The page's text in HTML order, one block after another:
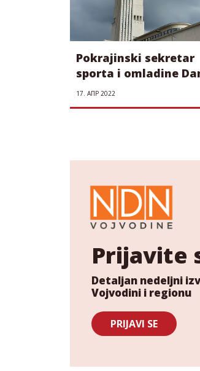
Pokrajinski sekretar
sporta i omladine
Basta prekršio Zakon
sportu
17. АПР 2022
Prijavite
Detaljan nedeljni
Vojvodini i regionu
PRIJAVI SE